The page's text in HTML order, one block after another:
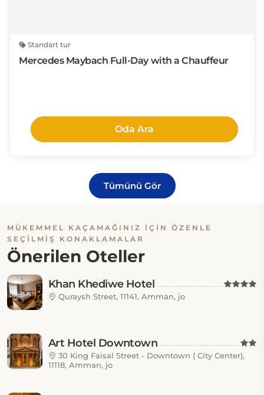
Standart tur
Mercedes Maybach Full-Day with a Chauffeur
Oda Ara
Tümünü Gör
MÜKEMMEL KAÇAMAĞINIZ IÇIN ÖZENLE
SEÇILMIŞ KONAKLAMALAR
Önerilen Oteller
Khan Khediwe Hotel
Quraysh Street, 11141, Amman, jo
Art Hotel Downtown
30 King Faisal Street - Downtown ( City Center),
11118, Amman, jo